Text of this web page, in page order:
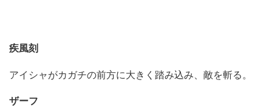
疾風刻
アイシャがカガチの前方に大きく踏み込み、敵を斬る。
ザーフ